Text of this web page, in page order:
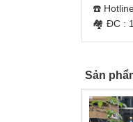
☎️
🏘 ĐC :
Sản